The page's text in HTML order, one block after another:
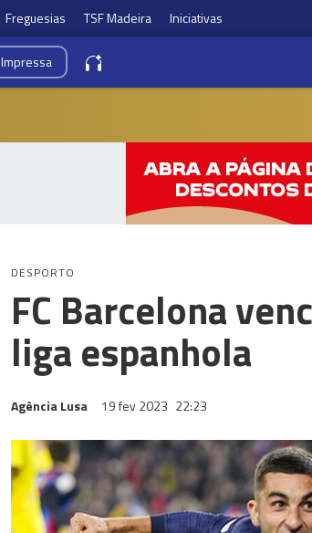
Freguesias TSF Madeira Iniciativas
Impressa
DESPORTO
FC Barcelona
liga espanhola
Agência Lusa 19 fev 2023 22:23